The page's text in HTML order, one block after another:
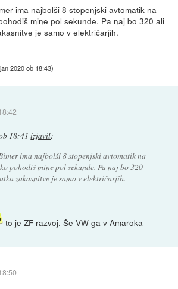
ima najbolši 8 stopenjski avtomatik na
mine pol sekunde. Pa naj bo 320 ali
je samo v električarjih.
2020 ob 18:43)
18:41 izjavil:
ima najbolši 8 stopenjski avtomatik na
pohodiš mine pol sekunde. Pa naj bo 320
zakasnitve je samo v električarjih.
to je ZF razvoj. Še VW ga v Amaroka